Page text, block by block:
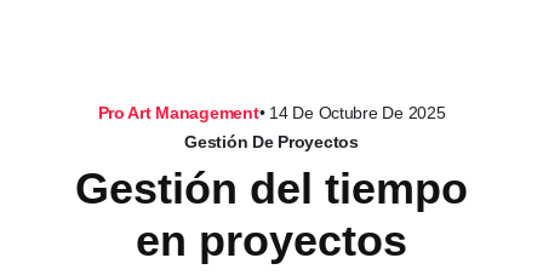
Pro Art Management• 14 De Octubre De 2025
Gestión De Proyectos
Gestión del tiempo
en proyectos